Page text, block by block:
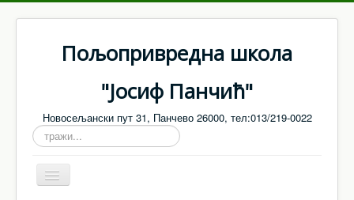
Пољопривредна школа
"Јосиф Панчић"
Новосељански пут 31, Панчево 26000, тел:013/219-0022
тражи...
Toggle
Navigation